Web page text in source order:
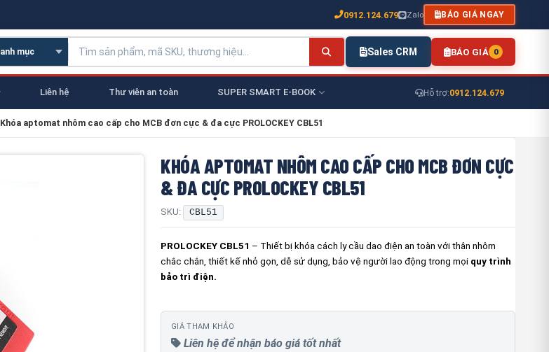
0912.124.679 Zalo BÁO GIÁ NGAY
Sales CRM BÁO GIÁ 0
Liên hệ Thư viên an toàn SUPER SMART E-BOOK Hỗ trợ:0912.124.679
Khóa aptomat nhôm cao cấp cho MCB đơn cực & đa cực PROLOCKEY CBL51
KHÓA APTOMAT NHÔM CAO CẤP CHO MCB ĐƠN CỰC
& ĐA CỰC PROLOCKEY CBL51
SKU: CBL51
PROLOCKEY CBL51 – Thiết bị khóa cách ly cầu dao điện an toàn với thân nhôm
chắc chắn, thiết kế nhỏ gọn, dễ sử dụng, bảo vệ người lao động trong mọi quy trình
bảo trì điện.
GIÁ THAM KHẢO
Liên hệ để nhận báo giá tốt nhất